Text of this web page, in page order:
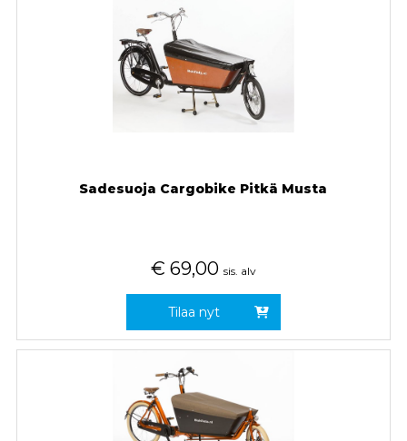
Sadesuoja Cargobike Pitkä Musta
€ 69,00 sis. alv
Tilaa nyt